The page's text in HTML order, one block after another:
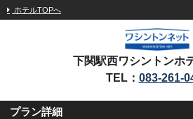
ホテルTOPへ
下関駅西ワシントンホ
TEL： 083-261-
プラン詳細